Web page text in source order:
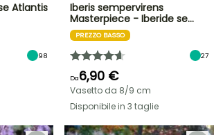
Atlantis
98
Iberis sempervirens
Masterpiece - Iberide se…
PREZZO BASSO
27
Da6,90 €
Vasetto da 8/9 cm
Disponibile in 3 taglie